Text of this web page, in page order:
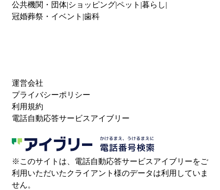
公共機関・団体 ショッピングペット 暮らし
冠婚葬祭・イベント 歯科
運営会社
プライバシーポリシー
利用規約
電話自動応答サービスアイブリー
※このサイトは、電話自動応答サービスアイブリーをご
利用いただいたクライアント様のデータは利用していま
せん。